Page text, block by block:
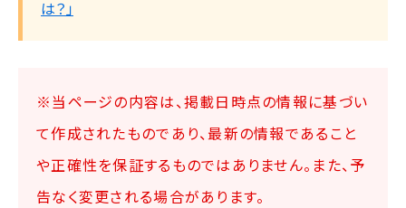
は？」
※当ページの内容は、掲載日時点の情報に基づい
て作成されたものであり、最新の情報であること
や正確性を保証するものではありません。また、予
告なく変更される場合があります。